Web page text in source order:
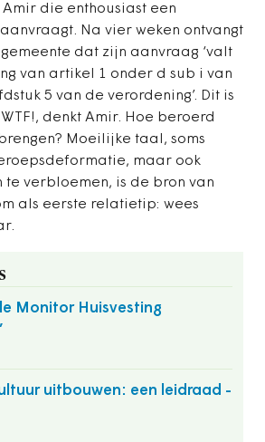
die enthousiast een
Na vier weken ontvangt
dat zijn aanvraag ‘valt
van artikel 1 onder d sub i van
5 van de verordening’. Dit is
denkt Amir. Hoe beroerd
Moeilijke taal, soms
maar ook
te verbloemen, is de bron van
als eerste relatietip: wees
Monitor Huisvesting
uitbouwen: een leidraad -